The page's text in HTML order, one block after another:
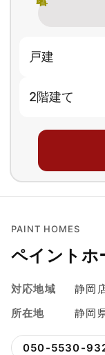
PAINT HOMES
ペイントホ
対応地域
静岡
所在地
静岡
050-5530-